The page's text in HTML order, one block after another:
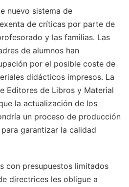
nuevo sistema de
de críticas por parte de
y las familias. Las
de alumnos han
por el posible coste de
didácticos impresos. La
Editores de Libros y Material
la actualización de los
un proceso de producción
garantizar la calidad
con presupuestos limitados
directrices les obligue a